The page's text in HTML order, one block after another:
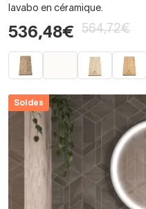
lavabo en céramique.
536,48€ 564,72€
Soldes